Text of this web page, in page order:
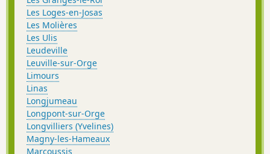
Les Loges-en-Josas
Les Molières
Les Ulis
Leudeville
Leuville-sur-Orge
Limours
Linas
Longjumeau
Longpont-sur-Orge
Longvilliers (Yvelines)
Magny-les-Hameaux
Marcoussis